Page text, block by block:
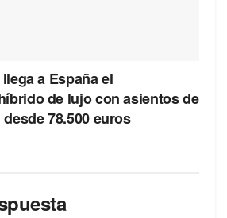
a España el
de lujo con asientos de
desde 78.500 euros